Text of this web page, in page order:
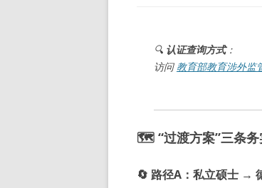
🔍 认证查询方式：
访问 教育部教育涉外监
🗺️ “过渡方案”三条务
🔄 路径A：私立硕士 →